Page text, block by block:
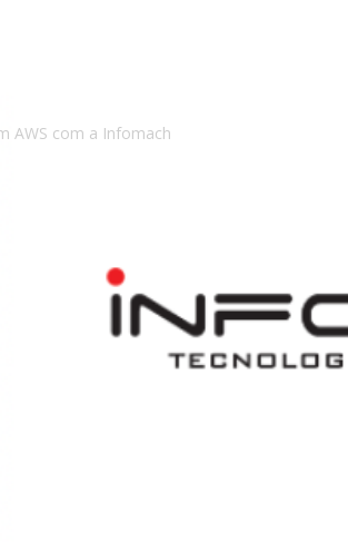
AWS com a Infomach